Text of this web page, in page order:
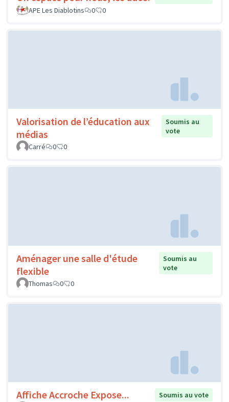
APE Les Diablotins
0 0
Valorisation de l’éducation aux
médias
Soumis au
vote
Carré
0 0
Aménager une salle d'étude
flexible
Soumis au
vote
Thomas
0 0
Affiche Accroche Expose...
Soumis au vote